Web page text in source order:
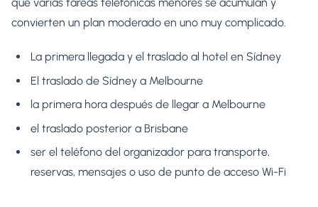
convierten un plan moderado en uno muy complicado.
La primera llegada y el traslado al hotel en Sídney
El traslado de Sídney a Melbourne
la primera hora después de llegar a Melbourne
el traslado posterior a Brisbane
ser el teléfono del organizador para transporte,
reservas, mensajes o uso de punto de acceso Wi-Fi